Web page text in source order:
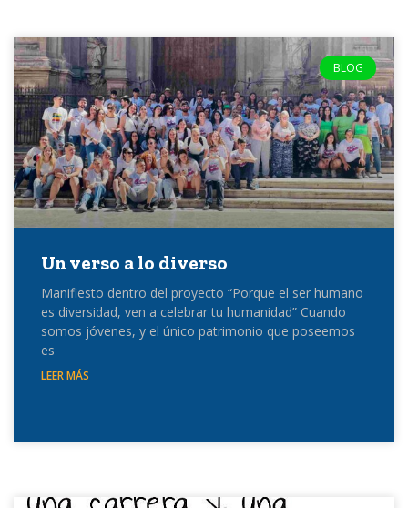
BLOG
Un verso a lo diverso
Manifiesto dentro del proyecto “Porque el ser humano
es diversidad, ven a celebrar tu humanidad” Cuando
somos jóvenes, y el único patrimonio que poseemos
es
LEER MÁS